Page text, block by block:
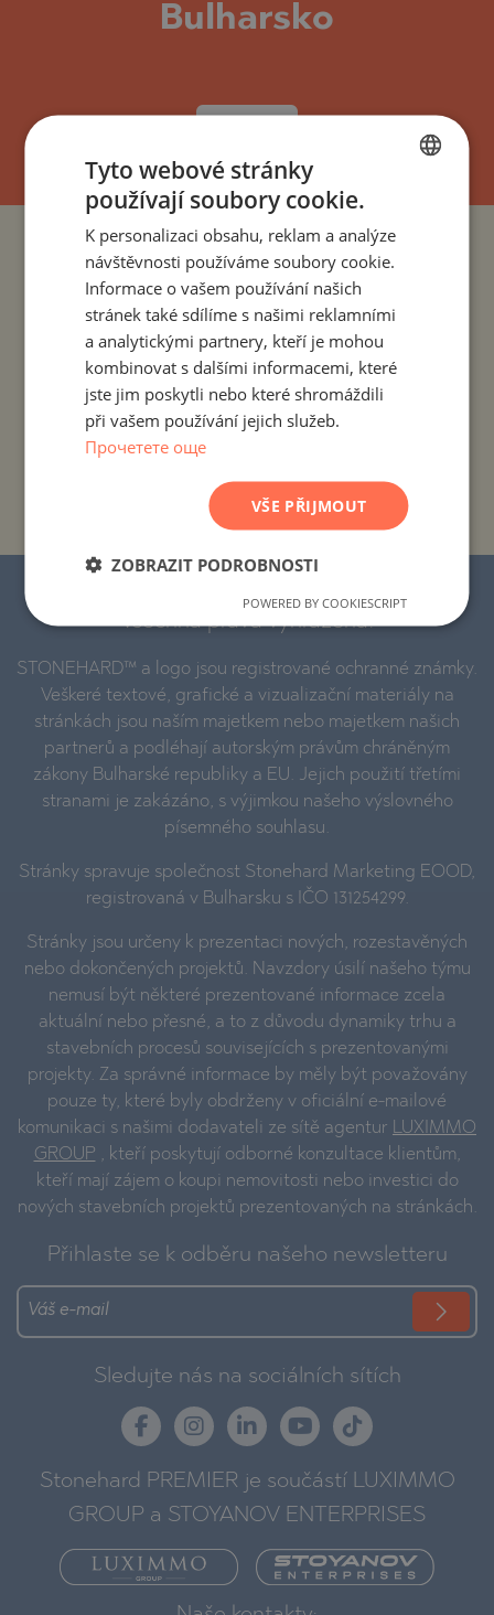
Bulharsko
PROJEKTY A NEMOVITOSTI PODLE ZEMÍ
PROJEKTY A NEMOVITOSTI PODLE OBYTNÉHO MÍSTA
PROJEKTY A NEMOVITOSTI PODLE TYPU NEMOVITOSTI
PROJEKTY A NEMOVITOSTI PODLE REGIONU
PROJEKTY A NEMOVITOSTI PODLE NÁZVU
Všechna práva vyhrazena.
STONEHARD™ a logo jsou registrované ochranné známky.
Veškeré textové, grafické a vizualizační materiály na
stránkách jsou naším majetkem nebo majetkem našich
partnerů a podléhají autorským právům chráněným
zákony Bulharské republiky a EU. Jejich použití třetími
stranami je zakázáno, s výjimkou našeho výslovného
písemného souhlasu.
Stránky spravuje společnost Stonehard Marketing EOOD,
registrovaná v Bulharsku s IČO 131254299.
Stránky jsou určeny k prezentaci nových, rozestavěných
nebo dokončených projektů. Navzdory úsilí našeho týmu
nemusí být některé prezentované informace zcela
aktuální nebo přesné, a to z důvodu dynamiky trhu a
stavebních procesů souvisejících s prezentovanými
projekty. Za správné informace by měly být považovány
pouze ty, které byly obdrženy v oficiální e-mailové
komunikaci s našimi dodavateli ze sítě agentur LUXIMMO
GROUP , kteří poskytují odborné konzultace klientům,
kteří mají zájem o koupi nemovitosti nebo investici do
nových stavebních projektů prezentovaných na stránkách.
Přihlaste se k odběru našeho newsletteru
Sledujte nás na sociálních sítích
Stonehard PREMIER je součástí LUXIMMO
GROUP a STOYANOV ENTERPRISES
BULGARIAN
ENGLISH
GERMAN
FRENCH
POLISH
CZECH
Tyto webové stránky
používají soubory cookie.
K personalizaci obsahu, reklam a analýze
návštěvnosti používáme soubory cookie.
Informace o vašem používání našich
stránek také sdílíme s našimi reklamními
a analytickými partnery, kteří je mohou
kombinovat s dalšími informacemi, které
jste jim poskytli nebo které shromáždili
při vašem používání jejich služeb.
Прочетете още
VŠE PŘIJMOUT
ZOBRAZIT PODROBNOSTI
POWERED BY COOKIESCRIPT